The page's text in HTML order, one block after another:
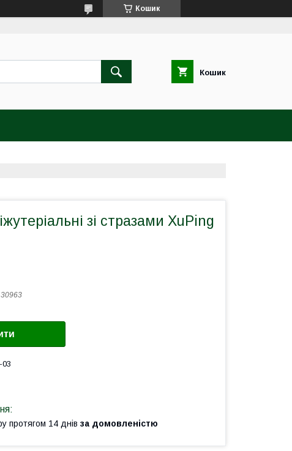
Кошик
Кошик
зі стразами XuPing
30963
03
протягом 14 днів за домовленістю